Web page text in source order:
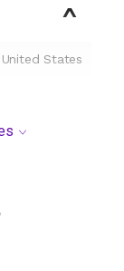
United States